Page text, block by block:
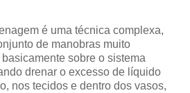
é uma técnica complexa,
de manobras muito
sobre o sistema
drenar o excesso de líquido
nos tecidos e dentro dos vasos,